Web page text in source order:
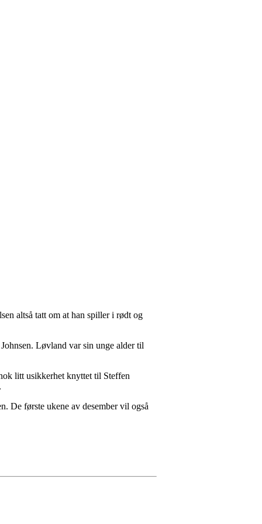
altså tatt om at han spiller i rødt og
Løvland var sin unge alder til
litt usikkerhet knyttet til Steffen
De første ukene av desember vil også